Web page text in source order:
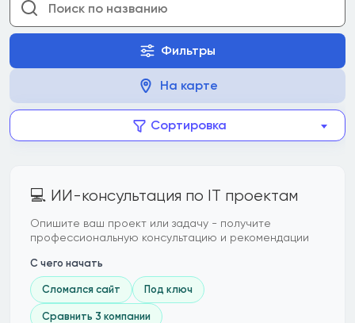
Фильтры
На карте
Сортировка
💻 ИИ-консультация по IT проектам
Опишите ваш проект или задачу - получите
профессиональную консультацию и рекомендации
С чего начать
Сломался сайт Под ключ
Сравнить 3 компании